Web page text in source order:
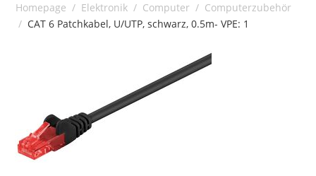
Homepage / Elektronik / Computer / Computerzubehör
/ CAT 6 Patchkabel, U/UTP, schwarz, 0.5m- VPE: 1